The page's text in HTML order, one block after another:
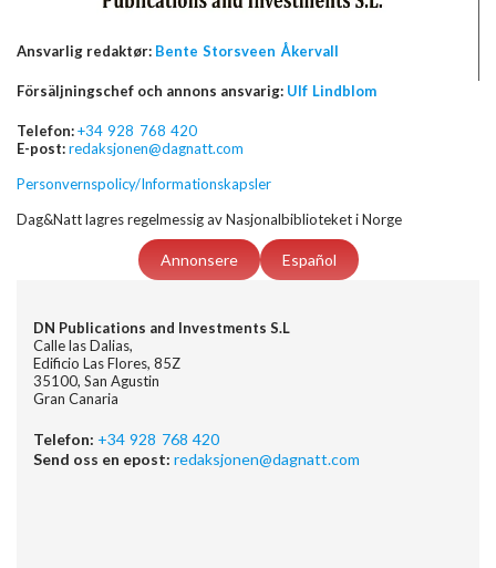
Ansvarlig redaktør: Bente Storsveen Åkervall
Försäljningschef och annons ansvarig: Ulf Lindblom
Telefon:+34 928 768 420
E-post:redaksjonen@dagnatt.com
Personvernspolicy/Informationskapsler
Dag&Natt lagres regelmessig av Nasjonalbiblioteket i Norge
Annonsere Español
DN Publications and Investments S.L
Calle las Dalias,
Edificio Las Flores, 85Z
35100, San Agustin
Gran Canaria
Telefon: +34 928 768 420
Send oss en epost: redaksjonen@dagnatt.com